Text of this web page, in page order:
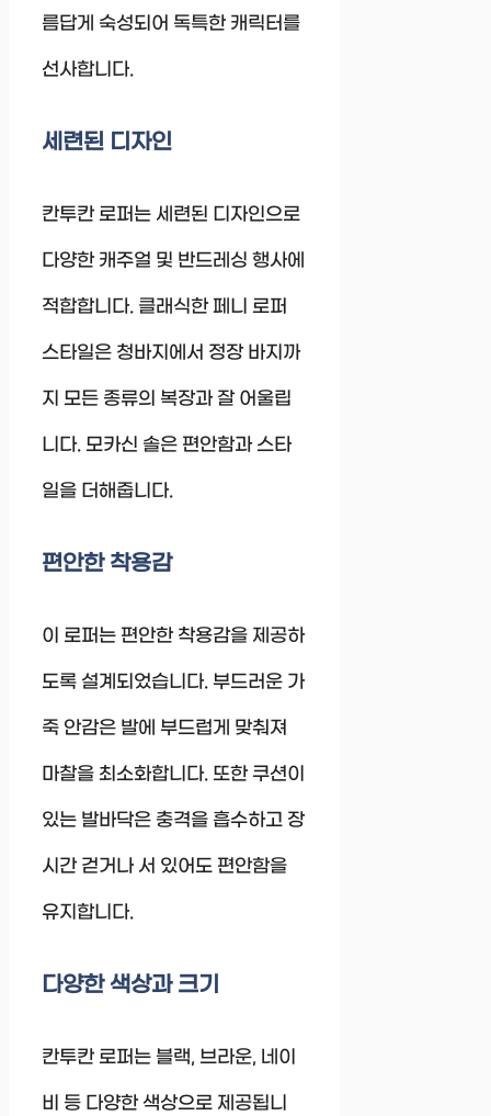
름답게 숙성되어 독특한 캐릭터를
선사합니다.
세련된 디자인
칸투칸 로퍼는 세련된 디자인으로
다양한 캐주얼 및 반드레싱 행사에
적합합니다. 클래식한 페니 로퍼
스타일은 청바지에서 정장 바지까
지 모든 종류의 복장과 잘 어울립
니다. 모카신 솔은 편안함과 스타
일을 더해줍니다.
편안한 착용감
이 로퍼는 편안한 착용감을 제공하
도록 설계되었습니다. 부드러운 가
죽 안감은 발에 부드럽게 맞춰져
마찰을 최소화합니다. 또한 쿠션이
있는 발바닥은 충격을 흡수하고 장
시간 걷거나 서 있어도 편안함을
유지합니다.
다양한 색상과 크기
칸투칸 로퍼는 블랙, 브라운, 네이
비 등 다양한 색상으로 제공됩니